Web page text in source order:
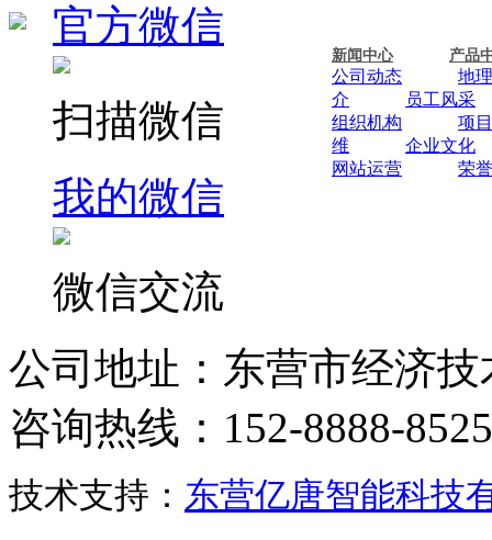
新闻中心 产品
公司动态
地
介
员工风采
组织机构
项
维
企业文化
网站运营
荣
官方微信
扫描微信
我的微信
微信交流
公司地址：东营市经济
咨询热线：152-8888-8525
技术支持： 东营亿唐智能科技